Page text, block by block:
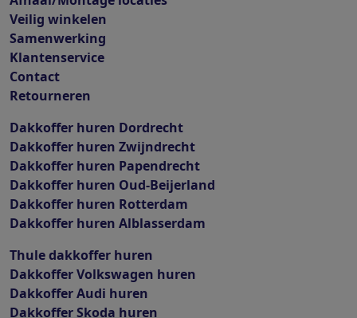
Veilig winkelen
Samenwerking
Klantenservice
Contact
Retourneren
Dakkoffer huren Dordrecht
Dakkoffer huren Zwijndrecht
Dakkoffer huren Papendrecht
Dakkoffer huren Oud-Beijerland
Dakkoffer huren Rotterdam
Dakkoffer huren Alblasserdam
Thule dakkoffer huren
Dakkoffer Volkswagen huren
Dakkoffer Audi huren
Dakkoffer Skoda huren